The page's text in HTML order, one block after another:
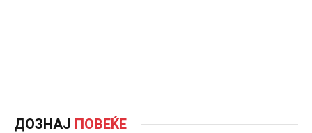
ДОЗНАЈ ПОВЕЌЕ